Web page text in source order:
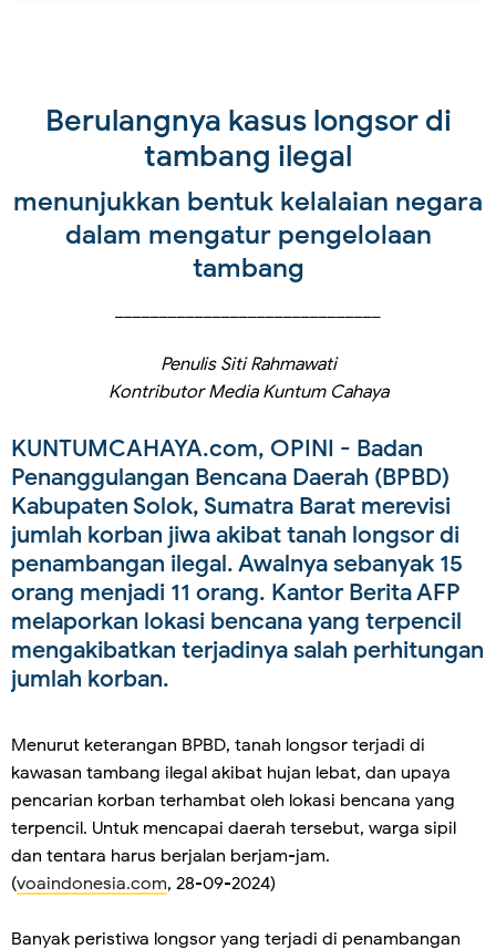
Berulangnya kasus longsor di
tambang ilegal
menunjukkan bentuk kelalaian negara
dalam mengatur pengelolaan
tambang
Penulis Siti Rahmawati
Kontributor Media Kuntum Cahaya
KUNTUMCAHAYA.com, OPINI - Badan
Penanggulangan Bencana Daerah (BPBD)
Kabupaten Solok, Sumatra Barat merevisi
jumlah korban jiwa akibat tanah longsor di
penambangan ilegal. Awalnya sebanyak 15
orang menjadi 11 orang. Kantor Berita AFP
melaporkan lokasi bencana yang terpencil
mengakibatkan terjadinya salah perhitungan
jumlah korban.
Menurut keterangan BPBD, tanah longsor terjadi di
kawasan tambang ilegal akibat hujan lebat, dan upaya
pencarian korban terhambat oleh lokasi bencana yang
terpencil. Untuk mencapai daerah tersebut, warga sipil
dan tentara harus berjalan berjam-jam.
(voaindonesia.com, 28-09-2024)
Banyak peristiwa longsor yang terjadi di penambangan